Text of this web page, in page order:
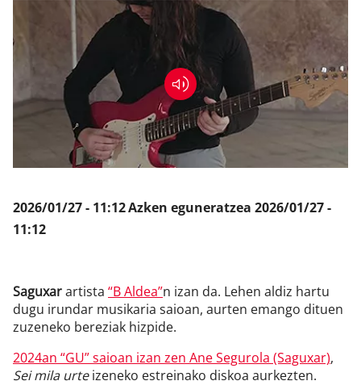
Klisk
2026/01/27 - 11:12Azken eguneratzea 2026/01/27 -
11:12
Saguxarartista “B Aldea”n izan da. Lehen aldiz hartu
dugu irundar musikaria saioan, aurten emango dituen
zuzeneko bereziak hizpide.
2024an “GU” saioan izan zen Ane Segurola (Saguxar),
Sei mila urteizeneko estreinako diskoa aurkezten.